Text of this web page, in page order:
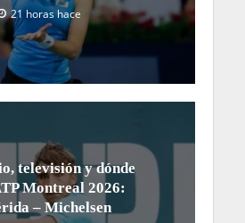
21 horas hace
televisión y dónde
Montreal 2026:
– Michelsen